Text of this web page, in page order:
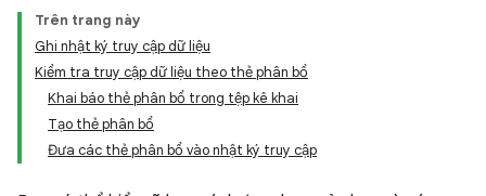
Trên trang này
Ghi nhật ký truy cập dữ liệu
Kiểm tra truy cập dữ liệu theo thẻ phân bổ
Khai báo thẻ phân bổ trong tệp kê khai
Tạo thẻ phân bổ
Đưa các thẻ phân bổ vào nhật ký truy cập